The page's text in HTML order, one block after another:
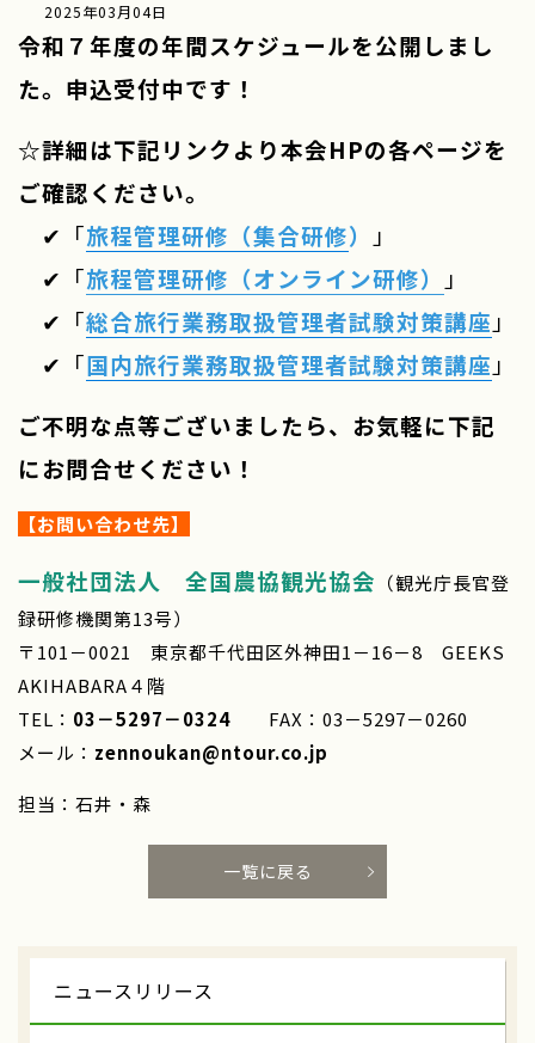
2025年03月04日
令和７年度の年間スケジュールを公開しまし
た。 申込受付中です！
☆詳細は下記リンクより本会HPの各ページを
ご確認ください。
✔「旅程管理研修 （集合研修）
」
✔「旅程管理研修（オンライン研修）
」
✔「総合旅行業務取扱管理者試験対策講座 」
✔「国内旅行業務取扱管理者試験対策講座 」
ご不明な点等ございましたら、お気軽に下記
にお問合せください！
【お問い合わせ先】
一般社団法人 全国農協観光協会 （観光庁長官登
録研修機関第13号）
〒101－0021 東京都千代田区外神田1－16－8 GEEKS
AKIHABARA４階
TEL： 03－5297－0324 FAX：03－5297－0260
メール： zennoukan@ntour.co.jp
担当：石井・森
一覧に戻る
ニュースリリース